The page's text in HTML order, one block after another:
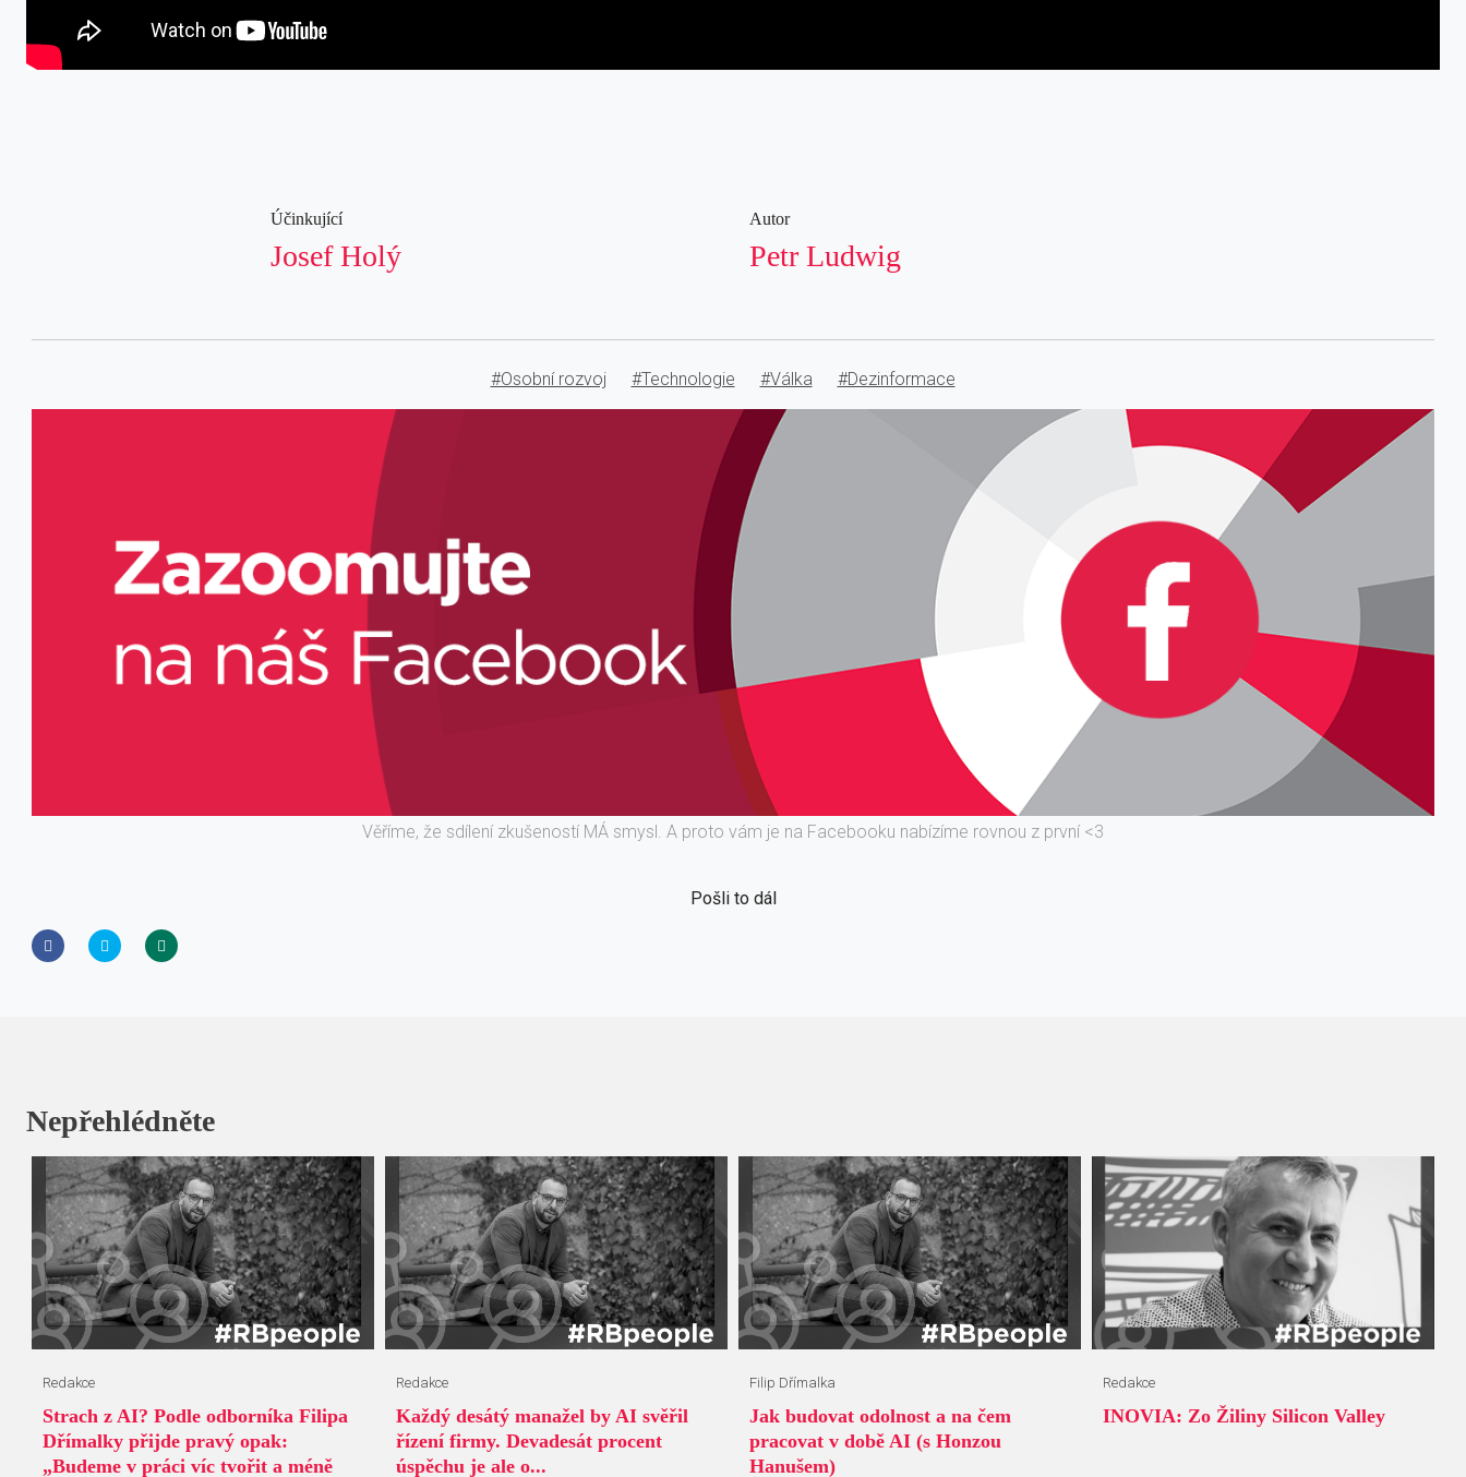
Účinkující
Josef Holý
Autor
Petr Ludwig
#Osobní rozvoj #Technologie #Válka #Dezinformace
Věříme, že sdílení zkušeností MÁ smysl. A proto vám je na Facebooku nabízíme rovnou z první <3
Pošli to dál
Nepřehlédněte
Redakce
Strach z AI? Podle odborníka Filipa
Dřímalky přijde pravý opak:
„Budeme v práci víc tvořit a méně
Redakce
Každý desátý manažel by AI svěřil
řízení firmy. Devadesát procent
úspěchu je ale o...
Filip Dřímalka
Jak budovat odolnost a na čem
pracovat v době AI (s Honzou
Hanušem)
Redakce
INOVIA: Zo Žiliny Silicon Valley